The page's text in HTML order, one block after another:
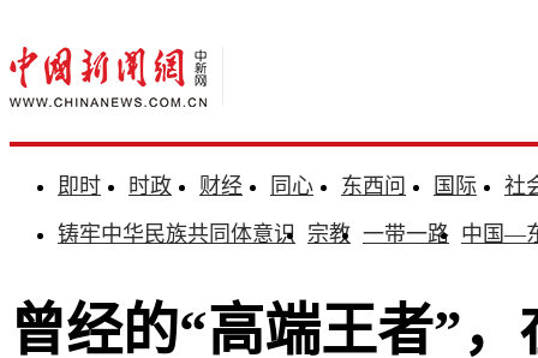
即时 时政 财经 同心 东西问 国际
社
铸牢中华民族共同体意识 宗教 一带一路 中国—
曾经的“高端王者”